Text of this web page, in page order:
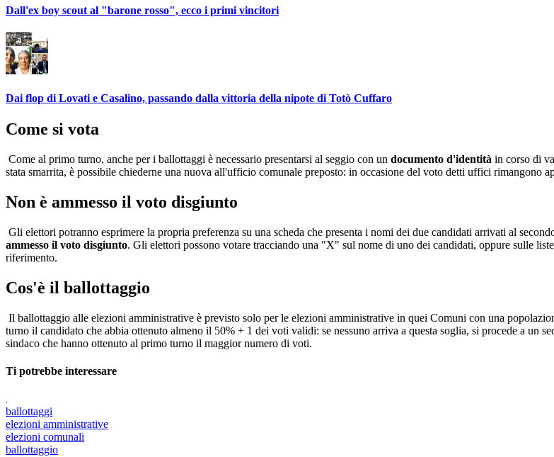
Dall'ex boy scout al "barone rosso", ecco i primi vincitori
Dai flop di Lovati e Casalino, passando dalla vittoria della nipote di Totò Cuffaro
Come si vota
Come al primo turno, anche per i ballottaggi è necessario presentarsi al seggio con un documento d'identità in corso di
stata smarrita, è possibile chiederne una nuova all'ufficio comunale preposto: in occasione del voto detti uffici rimangono
Non è ammesso il voto disgiunto
Gli elettori potranno esprimere la propria preferenza su una scheda che presenta i nomi dei due candidati arrivati al
ammesso il voto disgiunto. Gli elettori possono votare tracciando una "X" sul nome di uno dei candidati, oppure sulle
riferimento.
Cos'è il ballottaggio
Il ballottaggio alle elezioni amministrative è previsto solo per le elezioni amministrative in quei Comuni con una
turno il candidato che abbia ottenuto almeno il 50% + 1 dei voti validi: se nessuno arriva a questa soglia, si procede a un
sindaco che hanno ottenuto al primo turno il maggior numero di voti.
Ti potrebbe interessare
ballottaggi
elezioni amministrative
elezioni comunali
ballottaggio